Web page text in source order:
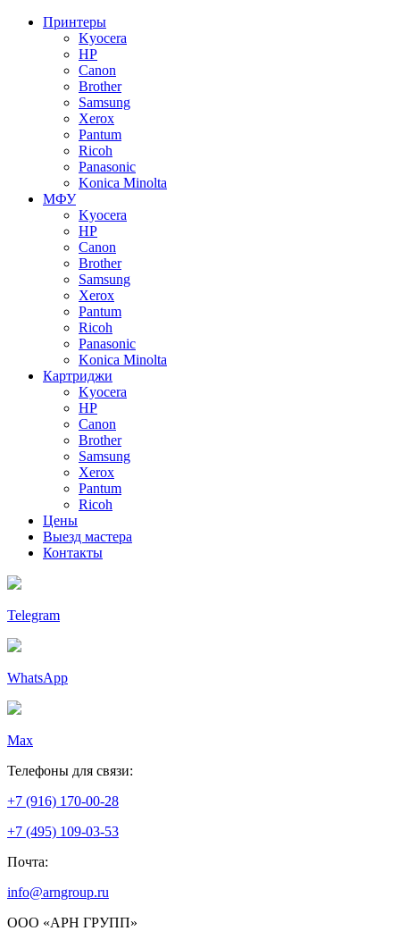
Принтеры
Kyocera
HP
Canon
Brother
Samsung
Xerox
Pantum
Ricoh
Panasonic
Konica Minolta
МФУ
Kyocera
HP
Canon
Brother
Samsung
Xerox
Pantum
Ricoh
Panasonic
Konica Minolta
Картриджи
Kyocera
HP
Canon
Brother
Samsung
Xerox
Pantum
Ricoh
Цены
Выезд мастера
Контакты
Telegram
WhatsApp
Max
Телефоны для связи:
+7 (916) 170-00-28
+7 (495) 109-03-53
Почта:
info@arngroup.ru
ООО «АРН ГРУПП»